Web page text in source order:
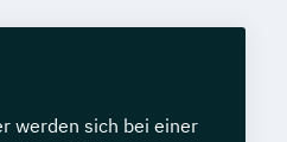
werden sich bei einer